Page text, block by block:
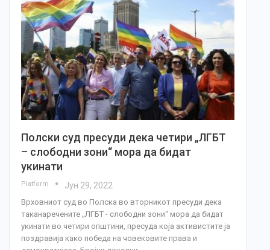
Полски суд пресуди дека четири „ЛГБТ
– слободни зони“ мора да бидат
укинати
Platform Јун 29, 2022
Врховниот суд во Полска во вторникот пресуди дека
таканаречените „ЛГБТ - слободни зони“ мора да бидат
укинати во четири општини, пресуда која активистите ја
поздравија како победа на човековите права и